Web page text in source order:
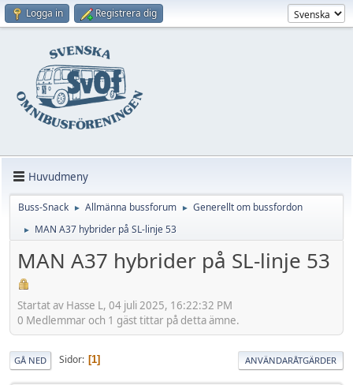
Logga in Registrera dig
Huvudmeny
Buss-Snack ► Allmänna bussforum ► Generellt om bussfordon
► MAN A37 hybrider på SL-linje 53
MAN A37 hybrider på SL-linje 53
Startat av Hasse L, 04 juli 2025, 16:22:32 PM
0 Medlemmar och 1 gäst tittar på detta ämne.
GÅ NED Sidor 1 ANVÄNDARÅTGÄRDER